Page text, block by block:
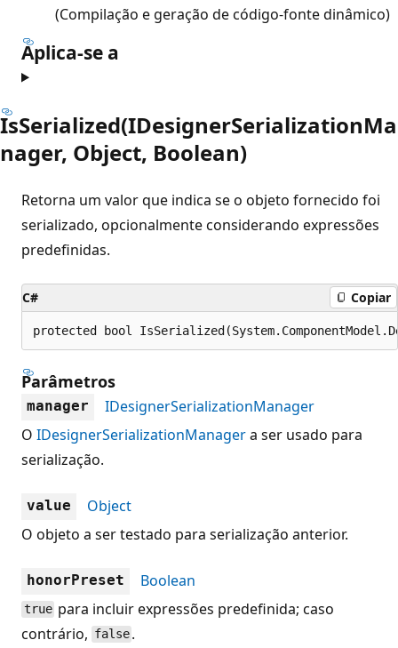
(Compilação e geração de código-fonte dinâmico)
Aplica-se a
IsSerialized(IDesignerSerializationMa
nager, Object, Boolean)
Retorna um valor que indica se o objeto fornecido foi
serializado, opcionalmente considerando expressões
predefinidas.
C# Copiar
protected bool
Parâmetros
manager
IDesignerSerializationManager
O IDesignerSerializationManagera ser usado para
serialização.
value
Object
O objeto a ser testado para serialização anterior.
honorPreset Boolean
true para incluir expressões predefinida; caso
contrário, false .